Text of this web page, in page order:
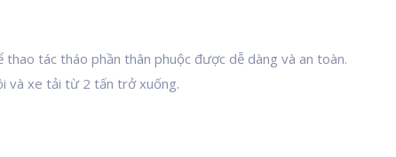
tác tháo phần thân phuộc được dễ dàng và an toàn.
và xe tải từ 2 tấn trở xuống.